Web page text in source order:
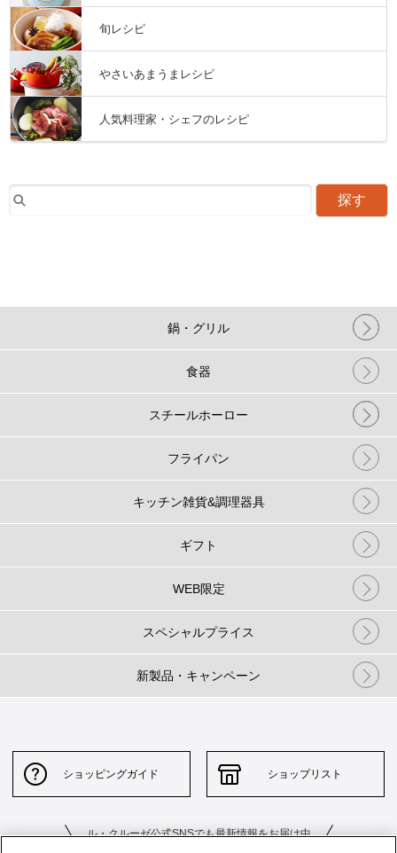
旬レシピ
やさいあまうまレシピ
人気料理家・シェフのレシピ
探す
鍋・グリル
食器
スチールホーロー
フライパン
キッチン雑貨&調理器具
ギフト
WEB限定
スペシャルプライス
新製品・キャンペーン
ショッピングガイド ショップリスト
ル・クルーゼ公式SNSでも最新情報をお届け中